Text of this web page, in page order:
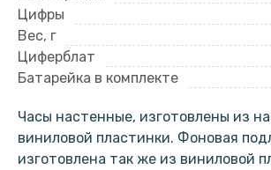
Цифры
Вес, г
Циферблат
Батарейка в комплекте
Часы настенные, изготовлены из
виниловой пластинки. Фоновая
изготовлена так же из виниловой